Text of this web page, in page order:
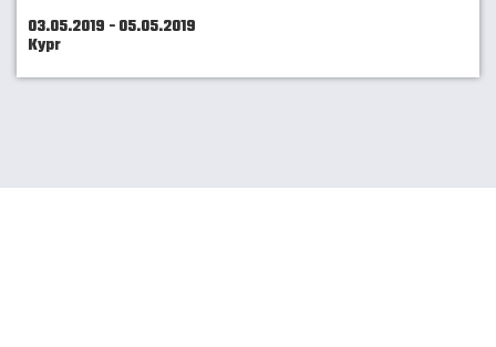
03.05.2019 - 05.05.2019
Kypr